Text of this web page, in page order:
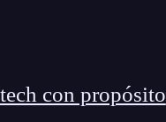
con propósito